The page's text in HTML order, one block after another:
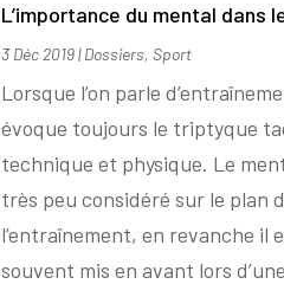
L’importance du mental dans
3 Déc 2019|Dossiers,Sport
Lorsque l’on parle
évoque toujours le triptyque
technique et physique. Le
très peu considéré sur le plan
l’entraînement, en revanche il
souvent mis en avant lors d’une